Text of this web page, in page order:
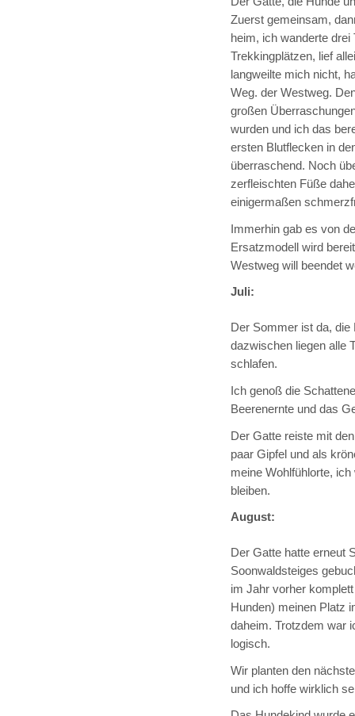
Zuerst gemeinsam,
heim, ich wanderte drei
Trekkingplätzen, lief
langweilte mich nicht,
Weg. der Westweg.
großen
wurden und ich das
ersten Blutflecken in
überraschend. Noch
zerfleischten Füße
einigermaßen
Immerhin gab es von
Ersatzmodell wird
Westweg will beendet
Juli:
Der Sommer ist da, die
dazwischen liegen alle
schlafen.
Ich genoß die
Beerenernte und das
Der Gatte reiste mit
paar Gipfel und als
meine Wohlfühlorte,
bleiben.
August:
Der Gatte hatte erneut
Soonwaldsteiges
im Jahr vorher
Hunden) meinen Platz
daheim. Trotzdem war
logisch.
Wir planten den
und ich hoffe wirklich